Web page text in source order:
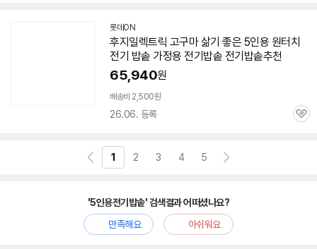
롯데ON
후지일렉트릭 고구마 삶기 좋은 5인용 원터치
전기 밥솥 가정용 전기밥솥 전기밥솥추천
65,940원
배송비 2,500원
26.06. 등록
관
1 2 3 4 5
'5인용전기밥솥' 검색결과 어떠셨나요?
만족해요
아쉬워요